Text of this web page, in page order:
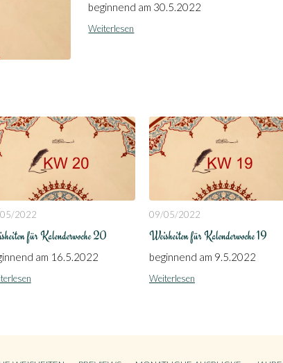
beginnend am 30.5.2022
Weiterlesen
2022
für Kalenderwoche 20
am 16.5.2022
09/05/2022
Weisheiten für Kalenderwoche 19
beginnend am 9.5.2022
Weiterlesen